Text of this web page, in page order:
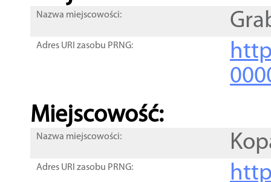
Nazwa miejscowości:
Adres URI zasobu PRNG:
Miejscowość:
Nazwa miejscowości:
Adres URI zasobu PRNG: